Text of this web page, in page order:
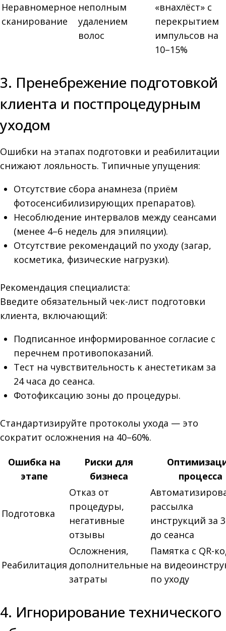
Неравномерное
сканирование
неполным
удалением
волос
«внахлёст» с
перекрытием
импульсов на
10–15%
3. Пренебрежение подготовкой
клиента и постпроцедурным
уходом
Ошибки на этапах подготовки и реабилитации
снижают лояльность. Типичные упущения:
Отсутствие сбора анамнеза (приём
фотосенсибилизирующих препаратов).
Несоблюдение интервалов между сеансами
(менее 4–6 недель для эпиляции).
Отсутствие рекомендаций по уходу (загар,
косметика, физические нагрузки).
Рекомендация специалиста:
Введите обязательный чек-лист подготовки
клиента, включающий:
Подписанное информированное согласие с
перечнем противопоказаний.
Тест на чувствительность к анестетикам за
24 часа до сеанса.
Фотофиксацию зоны до процедуры.
Стандартизируйте протоколы ухода — это
сократит осложнения на 40–60%.
Ошибка на
этапе
Риски для
бизнеса
процесса
Подготовка
Отказ от
процедуры,
негативные
отзывы
рассылка
инструкций за
до сеанса
Реабилитация
Осложнения,
дополнительные
затраты
Памятка с QR-
на
по уходу
4. Игнорирование технического